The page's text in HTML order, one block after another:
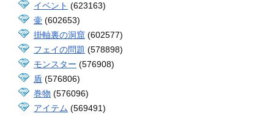
イベント (623163)
壷 (602653)
掛軸裏の洞窟 (602577)
フェイの問題 (578898)
モンスター (576908)
盾 (576806)
巻物 (576096)
アイテム (569491)